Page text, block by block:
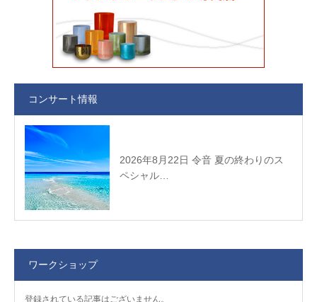
コンサート情報
2026年8月22日 令音 夏の終わりのス
ペシャル…
ワークショップ
登録されている記事はございません。